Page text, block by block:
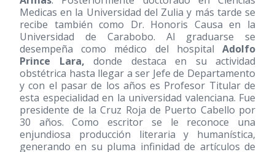
Medicas en la Universidad del Zulia y más tarde se
recibe también como Dr. Honoris Causa en la
Universidad de Carabobo. Al graduarse se
desempeña como médico del hospital Adolfo
Prince Lara, donde destaca en su actividad
obstétrica hasta llegar a ser Jefe de Departamento
y con el pasar de los años es Profesor Titular de
esta especialidad en la universidad valenciana. Fue
presidente de la Cruz Roja de Puerto Cabello por
30 años. Como escritor se le reconoce una
enjundiosa producción literaria y humanística,
generando en su pluma infinidad de artículos de